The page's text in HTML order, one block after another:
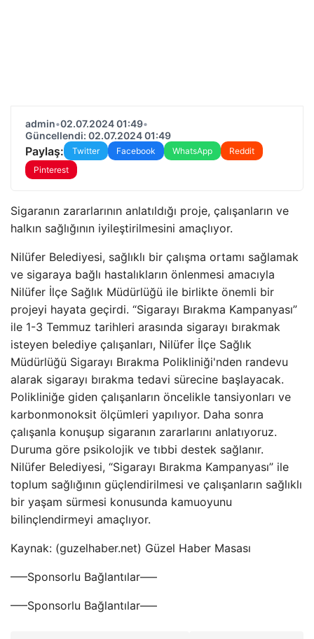
admin•02.07.2024 01:49•
Güncellendi: 02.07.2024 01:49
Paylaş: Twitter Facebook WhatsApp
Reddit
Pinterest
Sigaranın zararlarının anlatıldığı proje, çalışanların ve
halkın sağlığının iyileştirilmesini amaçlıyor.
Nilüfer Belediyesi, sağlıklı bir çalışma ortamı sağlamak
ve sigaraya bağlı hastalıkların önlenmesi amacıyla
Nilüfer İlçe Sağlık Müdürlüğü ile birlikte önemli bir
projeyi hayata geçirdi. “Sigarayı Bırakma Kampanyası”
ile 1-3 Temmuz tarihleri ​​arasında sigarayı bırakmak
isteyen belediye çalışanları, Nilüfer İlçe Sağlık
Müdürlüğü Sigarayı Bırakma Polikliniği'nden randevu
alarak sigarayı bırakma tedavi sürecine başlayacak.
Polikliniğe giden çalışanların öncelikle tansiyonları ve
karbonmonoksit ölçümleri yapılıyor. Daha sonra
çalışanla konuşup sigaranın zararlarını anlatıyoruz.
Duruma göre psikolojik ve tıbbi destek sağlanır.
Nilüfer Belediyesi, “Sigarayı Bırakma Kampanyası” ile
toplum sağlığının güçlendirilmesi ve çalışanların sağlıklı
bir yaşam sürmesi konusunda kamuoyunu
bilinçlendirmeyi amaçlıyor.
Kaynak: (guzelhaber.net) Güzel Haber Masası
—–Sponsorlu Bağlantılar—–
—–Sponsorlu Bağlantılar—–